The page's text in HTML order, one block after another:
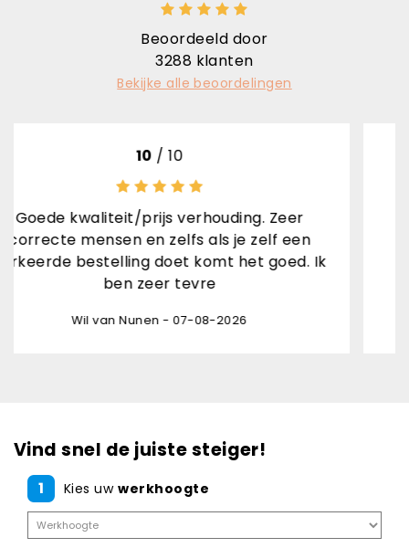
Beoordeeld door
3288 klanten
Bekijke alle beoordelingen
prijs verhouding. Zeer
en zelfs als je zelf een
doet komt het goed. Ik
- 07-08-2026
Rene van den
Vind snel de juiste steiger!
1 Kies uw werkhoogte